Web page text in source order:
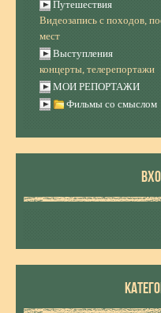
Путешествия
Видеозапись с походов,
мест
Выступления
концерты, телерепортажи
МОИ РЕПОРТАЖИ
Фильмы со смыслом